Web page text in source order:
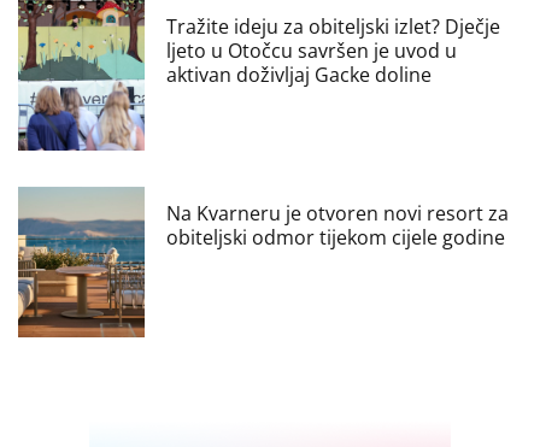
Tražite ideju za obiteljski izlet? Dječje
ljeto u Otočcu savršen je uvod u
aktivan doživljaj Gacke doline
Na Kvarneru je otvoren novi resort za
obiteljski odmor tijekom cijele godine